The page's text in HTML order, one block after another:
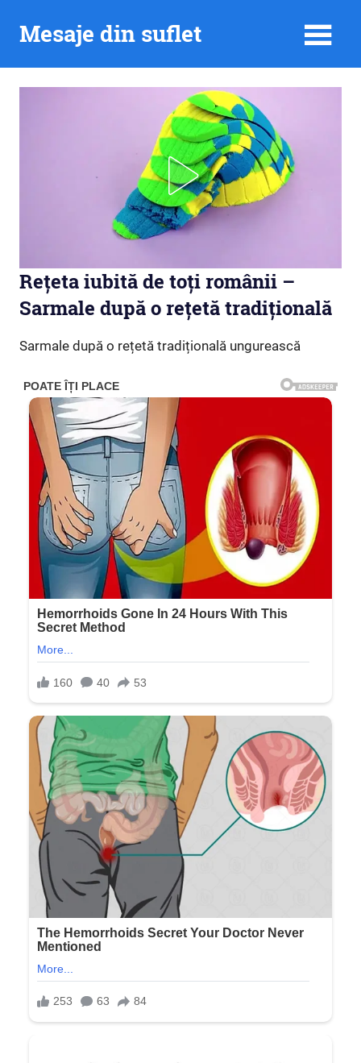
Mesaje din suflet
Rețeta iubită de toți românii –
Sarmale după o rețetă tradițională
Sarmale după o rețetă tradițională ungurească